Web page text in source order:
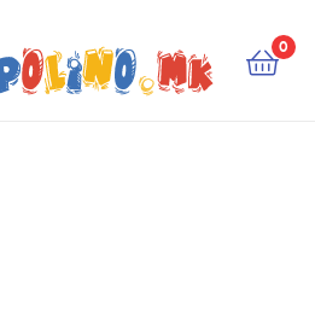
0